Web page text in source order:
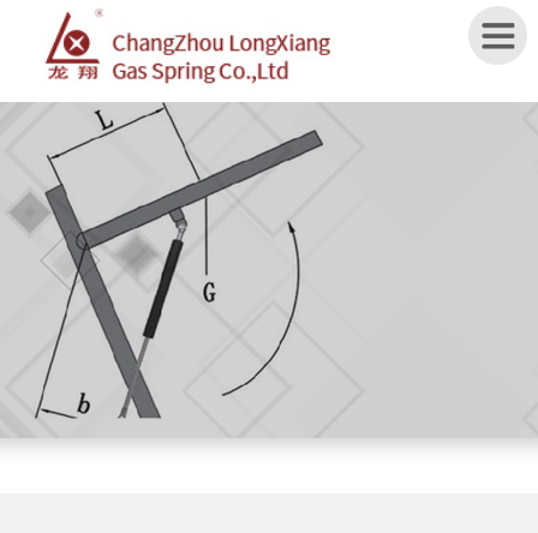
Home
ABOUT
US
PRODUCTS
APPLICATION
SPECIFICATION